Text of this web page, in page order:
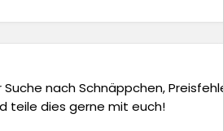
nach Schnäppchen,
teile dies gerne mit euch!